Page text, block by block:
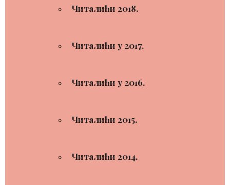
Читалићи 2018.
Читалићи у 2017.
Читалићи у 2016.
Читалићи 2015.
Читалићи 2014.